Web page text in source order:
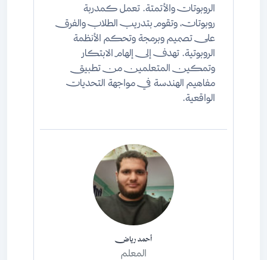
الروبوتات والأتمتة. تعمل كمدربة
روبوتات، وتقوم بتدريب الطلاب والفرق
على تصميم وبرمجة وتحكم الأنظمة
الروبوتية. تهدف إلى إلهام الابتكار
وتمكين المتعلمين من تطبيق
مفاهيم الهندسة في مواجهة التحديات
الواقعية.
أحمد رياض
المعلم